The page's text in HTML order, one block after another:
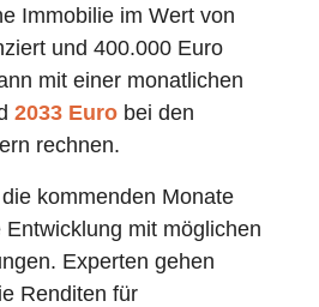
Immobilie im Wert von
und 400.000 Euro
mit einer monatlichen
2033 Eurobei den
rechnen.
kommenden Monate
mit möglichen
Experten gehen
Renditen für